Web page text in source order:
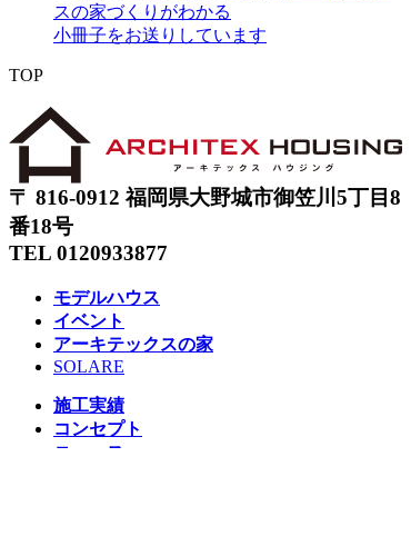
スの家づくりがわかる
小冊子をお送りしています
TOP
〒 816-0912 福岡県大野城市御笠川5丁目8
番18号
TEL 0120933877
モデルハウス
イベント
アーキテックスの家
SOLARE
施工実績
コンセプト
ニュース